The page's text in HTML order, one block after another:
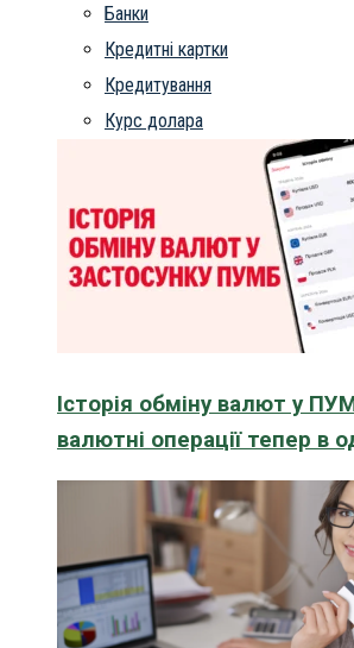
Банки
Кредитні картки
Кредитування
Курс долара
Історія обміну валют у
валютні операції тепер в